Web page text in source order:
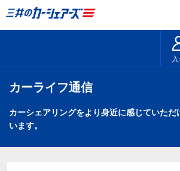
カーライフ通信
カーシェアリングをより身近に感じていただ
います。